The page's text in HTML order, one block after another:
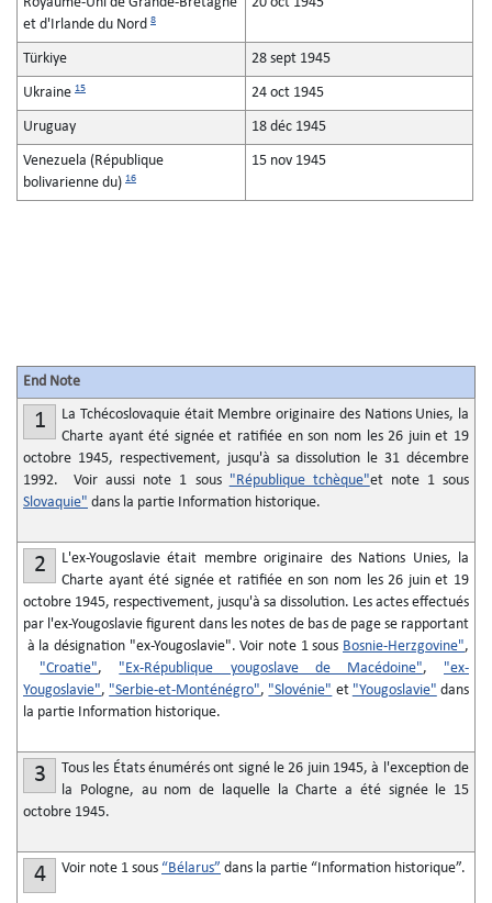
et d'Irlande du Nord 8
Türkiye 28 sept 1945
Ukraine 15 24 oct 1945
Uruguay 18 déc 1945
Venezuela (République
bolivarienne du) 16
15 nov 1945
End Note
1
La Tchécoslovaquie était Membre originaire des Nations Unies, la
Charte ayant été signée et ratifiée en son nom les 26 juin et 19
octobre 1945, respectivement, jusqu'à sa dissolution le 31 décembre
1992. Voir aussi note 1 sous "République tchèque"et note 1 sous
Slovaquie" dans la partie Information historique.
2
L'ex-Yougoslavie était membre originaire des Nations Unies, la
Charte ayant été signée et ratifiée en son nom les 26 juin et 19
octobre 1945, respectivement, jusqu'à sa dissolution. Les actes effectués
par l'ex-Yougoslavie figurent dans les notes de bas de page se rapportant
à la désignation "ex-Yougoslavie". Voir note 1 sous Bosnie-Herzgovine",
"Croatie", "Ex-République yougoslave de Macédoine", "ex-
Yougoslavie", "Serbie-et-Monténégro", "Slovénie" et "Yougoslavie" dans
la partie Information historique.
3
Tous les États énumérés ont signé le 26 juin 1945, à l'exception de
la Pologne, au nom de laquelle la Charte a été signée le 15
octobre 1945.
4 Voir note 1 sous “Bélarus” dans la partie “Information historique”.